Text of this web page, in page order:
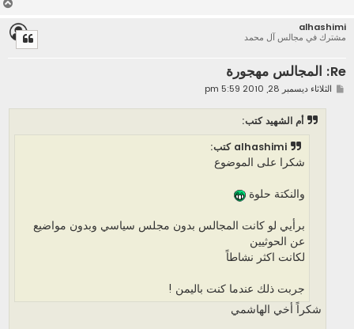
alhashimi
مشترك في مجالس آل محمد
Re: المجالس مهجورة
مالثلاثاء ديسمبر 28, 2010 5:59 pm
أم الشهيد كتب:
alhashimi كتب:
شكرا على الموضوع
والنكتة حلوة
برأيي لو كانت المجالس بدون مجلس سياسي وبدون مواضيع
عن الحوثيين
لكانت اكثر نشاطاً
جربت ذلك عندما كنت باليمن !
شكراً أخي الهاشمي